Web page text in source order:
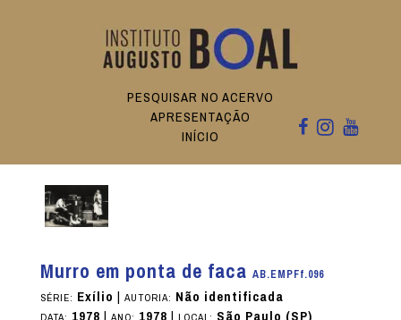
PESQUISAR NO ACERVO
APRESENTAÇÃO
INÍCIO
Murro em ponta de faca AB.EMPFf.096
SÉRIE: Exílio | AUTORIA: Não identificada